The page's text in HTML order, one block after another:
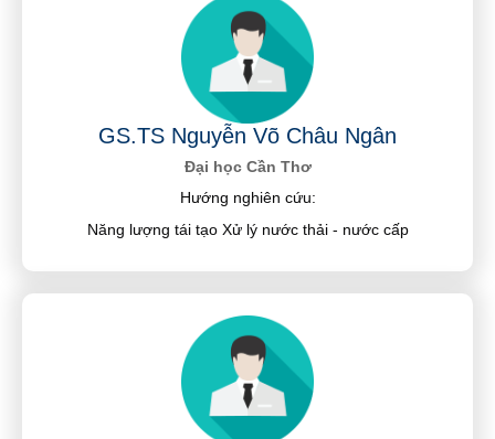
GS.TS Nguyễn Võ Châu Ngân
Đại học Cần Thơ
Hướng nghiên cứu:
Năng lượng tái tạo Xử lý nước thải - nước cấp